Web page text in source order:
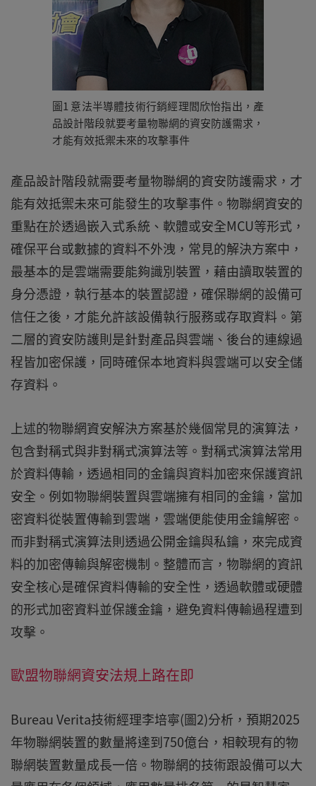
圖1 意法半導體技術行銷經理閻欣怡指出，產
品設計階段就要考量物聯網的資安防護需求，
才能有效抵禦未來的攻擊事件
產品設計階段就需要考量物聯網的資安防護需求，才
能有效抵禦未來可能發生的攻擊事件。物聯網資安的
重點在於透過嵌入式系統、軟體或安全MCU等形式，
確保平台或數據的資料不外洩，常見的解決方案中，
最基本的是雲端需要能夠識別裝置，藉由讀取裝置的
身分憑證，執行基本的裝置認證，確保聯網的設備可
信任之後，才能允許該設備執行服務或存取資料。第
二層的資安防護則是針對產品與雲端、後台的連線過
程皆加密保護，同時確保本地資料與雲端可以安全儲
存資料。
上述的物聯網資安解決方案基於幾個常見的演算法，
包含對稱式與非對稱式演算法等。對稱式演算法常用
於資料傳輸，透過相同的金鑰與資料加密來保護資訊
安全。例如物聯網裝置與雲端擁有相同的金鑰，當加
密資料從裝置傳輸到雲端，雲端便能使用金鑰解密。
而非對稱式演算法則透過公開金鑰與私鑰，來完成資
料的加密傳輸與解密機制。整體而言，物聯網的資訊
安全核心是確保資料傳輸的安全性，透過軟體或硬體
的形式加密資料並保護金鑰，避免資料傳輸過程遭到
攻擊。
歐盟物聯網資安法規上路在即
Bureau Verita技術經理李培寧(圖2)分析，預期2025
年物聯網裝置的數量將達到750億台，相較現有的物
聯網裝置數量成長一倍。物聯網的技術跟設備可以大